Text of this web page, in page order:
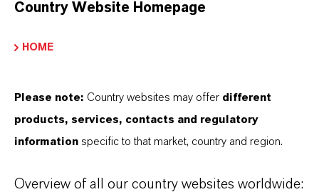
(CAS-Register Nummer)
PRODUKTANWENDUNGEN
Country Website Homepage
HOME
Please note: Country websites may offer different
products, services, contacts and regulatory
information specific to that market, country and region.
Overview of all our country websites worldwide: